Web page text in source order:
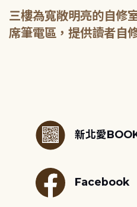
三樓為寬敞明亮的自修
席筆電區，提供讀者自
新北愛
Facebook